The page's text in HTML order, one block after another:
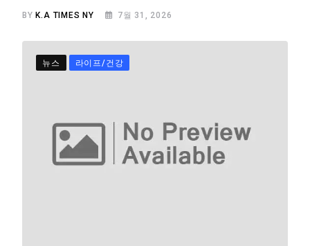
BYK.A TIMES NY 7월 31, 2026
뉴스 라이프/건강